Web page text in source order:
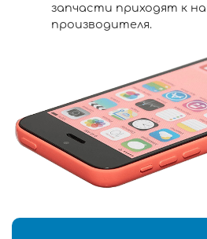
запчасти приходят к
производителя.